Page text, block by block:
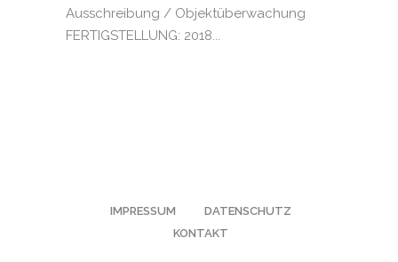
Ausschreibung / Objektüberwachung
FERTIGSTELLUNG: 2018...
IMPRESSUM
DATENSCHUTZ
KONTAKT